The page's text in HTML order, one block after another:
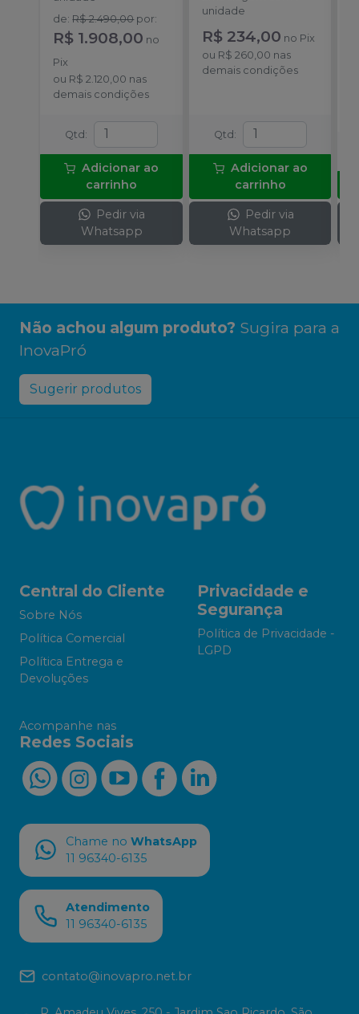
de:R$ 2.490,00 por:
R$ 1.908,00 no
Pix
ou R$ 2.120,00 nas
demais condições
Qtd :
Adicionar ao
carrinho
Pedir via
Whatsapp
unidade
R$ 234,00 no Pix
ou R$ 260,00 nas
demais condições
Qtd :
Adicionar ao
carrinho
Pedir via
Whatsapp
Não achou algum produto? Sugira para a
InovaPró
Sugerir produtos
Central do Cliente
Sobre Nós
Política Comercial
Política Entrega e
Devoluções
Privacidade e
Segurança
Política de Privacidade -
LGPD
Acompanhe nas
Redes Sociais
Chame no WhatsApp
11 96340-6135
Atendimento
11 96340-6135
contato@inovapro.net.br